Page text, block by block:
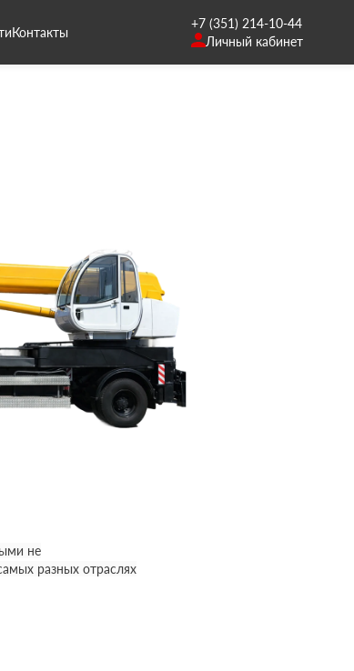
Контакты
+7 (351) 214-10-44
Личный кабинет
не
разных отраслях